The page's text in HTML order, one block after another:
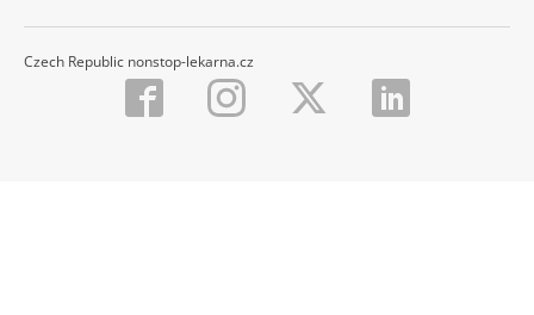
Czech Republic nonstop-lekarna.cz